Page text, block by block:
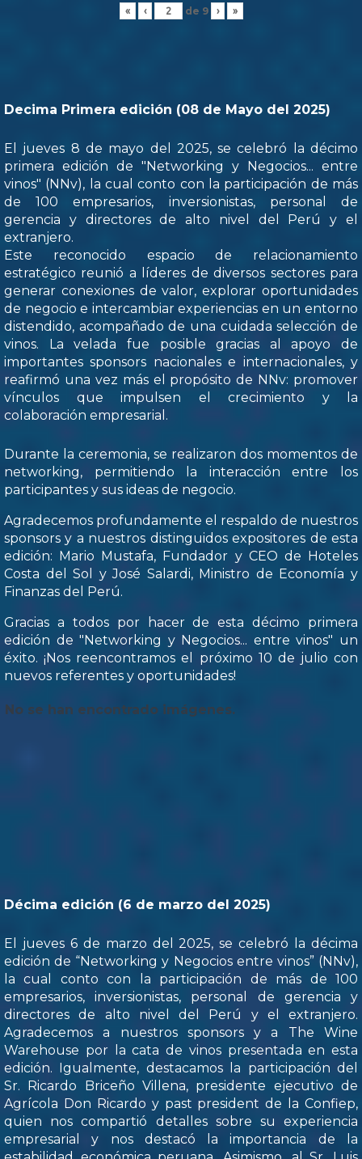
« ‹ de 9 › »
Decima Primera edición (08 de Mayo del 2025)
El jueves 8 de mayo del 2025, se celebró la décimo
primera edición de "Networking y Negocios... entre
vinos" (NNv), la cual conto con la participación de más
de 100 empresarios, inversionistas, personal de
gerencia y directores de alto nivel del Perú y el
extranjero.
Este reconocido espacio de relacionamiento
estratégico reunió a líderes de diversos sectores para
generar conexiones de valor, explorar oportunidades
de negocio e intercambiar experiencias en un entorno
distendido, acompañado de una cuidada selección de
vinos. La velada fue posible gracias al apoyo de
importantes sponsors nacionales e internacionales, y
reafirmó una vez más el propósito de NNv: promover
vínculos que impulsen el crecimiento y la
colaboración empresarial.
Durante la ceremonia, se realizaron dos momentos de
networking, permitiendo la interacción entre los
participantes y sus ideas de negocio.
Agradecemos profundamente el respaldo de nuestros
sponsors y a nuestros distinguidos expositores de esta
edición: Mario Mustafa, Fundador y CEO de Hoteles
Costa del Sol y José Salardi, Ministro de Economía y
Finanzas del Perú.
Gracias a todos por hacer de esta décimo primera
edición de "Networking y Negocios... entre vinos" un
éxito. ¡Nos reencontramos el próximo 10 de julio con
nuevos referentes y oportunidades!
No se han encontrado imágenes.
Décima edición (6 de marzo del 2025)
El jueves 6 de marzo del 2025, se celebró la décima
edición de “Networking y Negocios entre vinos” (NNv),
la cual conto con la participación de más de 100
empresarios, inversionistas, personal de gerencia y
directores de alto nivel del Perú y el extranjero.
Agradecemos a nuestros sponsors y a The Wine
Warehouse por la cata de vinos presentada en esta
edición. Igualmente, destacamos la participación del
Sr. Ricardo Briceño Villena, presidente ejecutivo de
Agrícola Don Ricardo y past president de la Confiep,
quien nos compartió detalles sobre su experiencia
empresarial y nos destacó la importancia de la